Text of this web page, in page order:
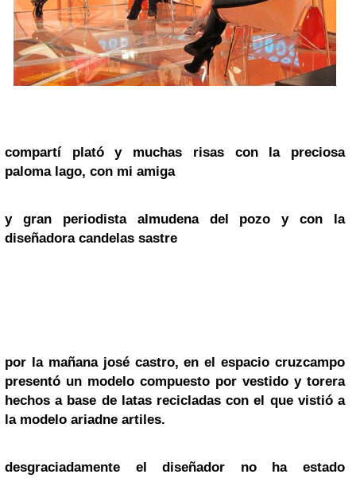
compartí plató y muchas risas con la preciosa
paloma lago, con mi amiga
y gran periodista almudena del pozo y con la
diseñadora candelas sastre
por la mañana josé castro, en elespacio cruzcampo
presentó un modelo compuesto por vestido y torera
hechos a base de latas recicladas con el que vistió a
la modelo ariadne artiles.
desgraciadamente el diseñador no ha estado